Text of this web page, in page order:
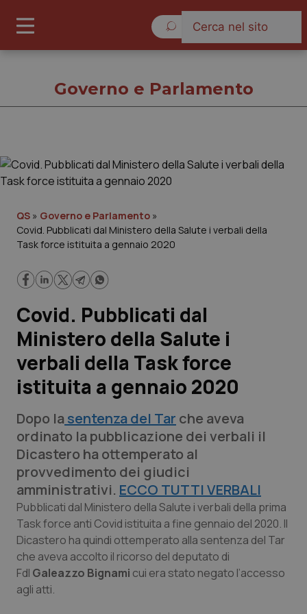
Governo e Parlamento
Regioni e Asl
Lavoro e Professioni
Scienza e Farmaci
Studi e Analisi
Lettere al direttore
Edizioni Regionali
QS Pro
Professionisti Sanitari.AI
Abruzzo
Basilicata
QS Pro Gold
Artrite & artrosi
QS Club Newsletter
Governo e Parlamento
QS » Governo e Parlamento »
Covid. Pubblicati dal Ministero della Salute i verbali della
Task force istituita a gennaio 2020
Covid. Pubblicati dal
Ministero della Salute i
verbali della Task force
istituita a gennaio 2020
Dopo la sentenza del Tar che aveva
ordinato la pubblicazione dei verbali il
Dicastero ha ottemperato al
provvedimento dei giudici
amministrativi. ECCO TUTTI VERBALI
Pubblicati dal Ministero della Salute i verbali della prima
Task force anti Covid istituita a fine gennaio del 2020. Il
Dicastero ha quindi ottemperato alla sentenza del Tar
che aveva accolto il ricorso del deputato di
FdI Galeazzo Bignami cui era stato negato l’accesso
agli atti.